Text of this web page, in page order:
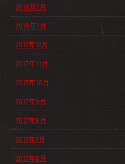
2018年2月
2018年1月
2017年12月
2017年11月
2017年10月
2017年9月
2017年8月
2017年7月
2017年6月